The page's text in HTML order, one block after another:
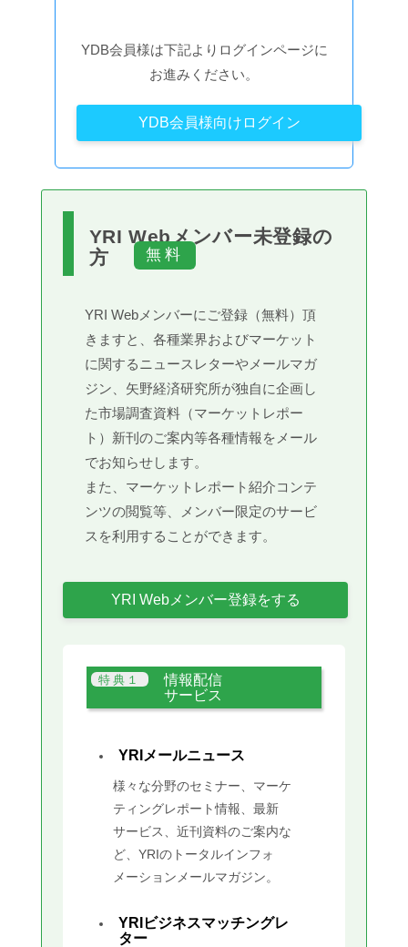
YDB会員様は下記よりログインページに
お進みください。
YDB会員様向けログイン
YRI Webメンバー未登録の
方
YRI Webメンバーにご登録（無料）頂
きますと、各種業界およびマーケット
に関するニュースレターやメールマガ
ジン、矢野経済研究所が独自に企画し
た市場調査資料（マーケットレポー
ト）新刊のご案内等各種情報をメール
でお知らせします。
また、マーケットレポート紹介コンテ
ンツの閲覧等、メンバー限定のサービ
スを利用することができます。
YRI Webメンバー登録をする
情報配信
サービス
YRIメールニュース
様々な分野のセミナー、マーケ
ティングレポート情報、最新
サービス、近刊資料のご案内な
ど、YRIのトータルインフォ
メーションメールマガジン。
YRIビジネスマッチングレ
ター